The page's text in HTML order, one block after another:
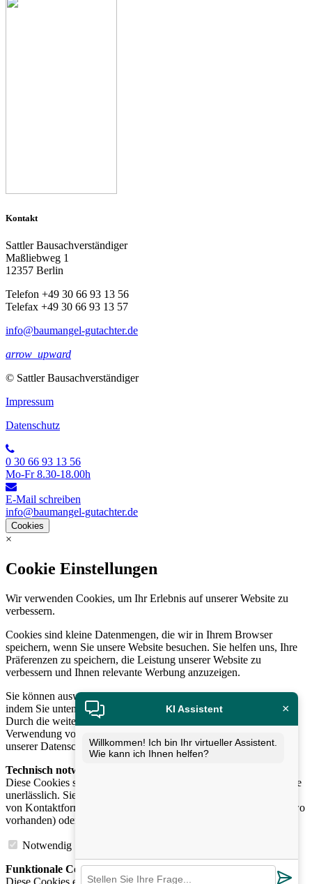
Kontakt
Sattler Bausachverständiger
Maßliebweg 1
12357 Berlin
Telefon +49 30 66 93 13 56
Telefax +49 30 66 93 13 57
info@baumangel-gutachter.de
arrow_upward
© Sattler Bausachverständiger
Impressum
Datenschutz
0 30 66 93 13 56
Mo-Fr 8.30-18.00h
E-Mail schreiben
info@baumangel-gutachter.de
Cookies
×
Cookie Einstellungen
Wir verwenden Cookies, um Ihr Erlebnis auf unserer Website zu
verbessern.
Cookies sind kleine Datenmengen, die wir in Ihrem Browser
speichern, wenn Sie unsere Website besuchen. Sie helfen uns, Ihre
Präferenzen zu speichern, die Leistung unserer Website zu
verbessern und Ihnen relevante Werbung anzuzeigen.
Sie können auswählen, welche Cookies Sie akzeptieren möchten,
indem Sie unten auf die Schaltfläche „Auswahl anpassen“ klicken.
Durch die weitere Nutzung unserer Website stimmen Sie der
Verwendung von Cookies zu. Weitere Informationen finden Sie in
unserer Datenschutzerklärung.
Technisch notwendige Cookies
Diese Cookies sind für die Funktion unserer Website und Angebote
unerlässlich. Sie ermöglichen beispielsweise die sichere Nutzung
von Kontaktformularen, die Anmeldung in Ihrem Kundenkonto (wo
vorhanden) oder das Ablegen von Artikeln im Warenkorb.
Notwendig
Funktionale Cookies:
Diese Cookies ermöglichen es uns, Ihre Präferenzen zu speichern,
KI Assistent ×
Willkommen! Ich bin Ihr virtueller Assistent.
Wie kann ich Ihnen helfen?